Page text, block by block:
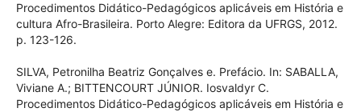
Procedimentos Didático-Pedagógicos aplicáveis em História e
cultura Afro-Brasileira. Porto Alegre: Editora da UFRGS, 2012.
p. 123-126.
SILVA, Petronilha Beatriz Gonçalves e. Prefácio. In: SABALLA,
Viviane A.; BITTENCOURT JÚNIOR. Iosvaldyr C.
Procedimentos Didático-Pedagógicos aplicáveis em História e